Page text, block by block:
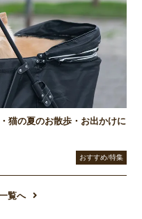
猫の夏のお散歩・お出かけに
おすすめ/特集
覧へ